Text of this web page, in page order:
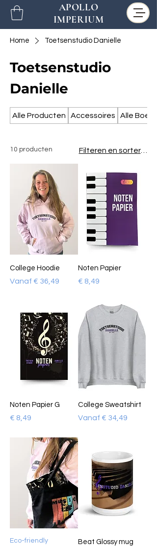
APOLLO
IMPERIUM
Home Toetsenstudio Danielle
Toetsenstudio
Danielle
Alle Producten Accessoires Alle
10 producten Filteren en sorteren
College Hoodie
Vanaf € 36,49
Verkoopprijs
Noten Papier
Prijs
€ 8,49
Noten Papier G
Prijs
€ 8,49
College Sweatshirt
Vanaf € 34,49
Verkoopprijs
Eco-friendly Beat Glossy mug